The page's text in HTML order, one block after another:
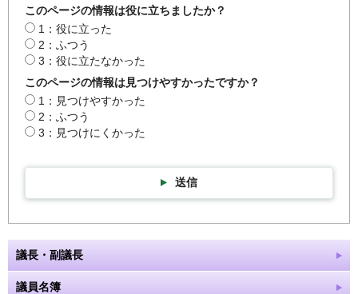
このページの情報は役に立ちましたか？
1：役に立った
2：ふつう
3：役に立たなかった
このページの情報は見つけやすかったですか？
1：見つけやすかった
2：ふつう
3：見つけにくかった
送信
議長・副議長
議員名簿